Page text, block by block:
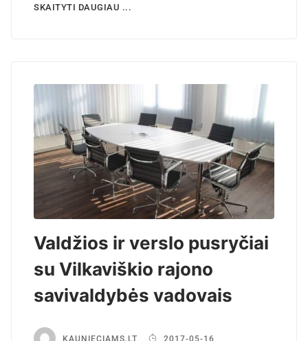
SKAITYTI DAUGIAU ...
Valdžios ir verslo pusryčiai
su Vilkaviškio rajono
savivaldybės vadovais
KAUNIECIAMS.LT 2017-05-16